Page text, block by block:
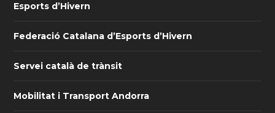
Esports d’Hivern
Federació Catalana d’Esports d’Hivern
Servei català de trànsit
Mobilitat i Transport Andorra